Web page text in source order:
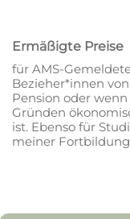
Ermäßigte Preise
für AMS-
Bezieher*innen
Pension oder
Gründen
ist. Ebenso für
meiner